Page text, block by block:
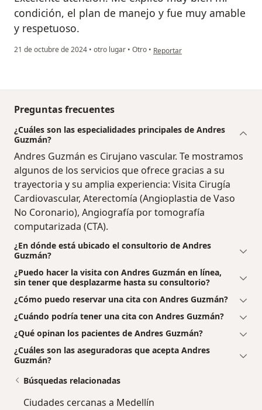
condición, el plan de manejo y fue muy amable
y respetuoso.
21 de octubre de 2024 • otro lugar • Otro • en opinión del usuario Sandra
Reportar
Preguntas frecuentes
¿Cuáles son las especialidades principales de Andres
Guzmán?
Andres Guzmán es Cirujano vascular. Te mostramos
algunos de los servicios que ofrece gracias a su
trayectoria y su amplia experiencia: Visita Cirugía
Cardiovascular, Aterectomía (Angioplastia de Vaso
No Coronario), Angiografía por tomografía
computarizada (CTA).
¿En dónde está ubicado el consultorio de Andres
Guzmán?
¿Puedo hacer la visita con Andres Guzmán en línea,
sin tener que desplazarme hasta su consultorio?
¿Cómo puedo reservar una cita con Andres Guzmán?
¿Cuándo podría tener una cita con Andres Guzmán?
¿Qué opinan los pacientes de Andres Guzmán?
¿Cuáles son las aseguradoras que acepta Andres
Guzmán?
Búsquedas relacionadas
Ciudades cercanas a Medellín